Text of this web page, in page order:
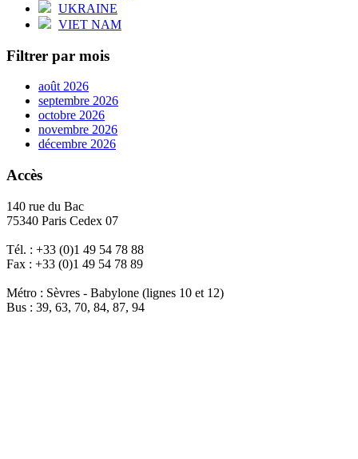
UKRAINE
VIET NAM
Filtrer par mois
août 2026
septembre 2026
octobre 2026
novembre 2026
décembre 2026
Accès
140 rue du Bac
75340 Paris Cedex 07
Tél. : +33 (0)1 49 54 78 88
Fax : +33 (0)1 49 54 78 89
Métro : Sèvres - Babylone (lignes 10 et 12)
Bus : 39, 63, 70, 84, 87, 94